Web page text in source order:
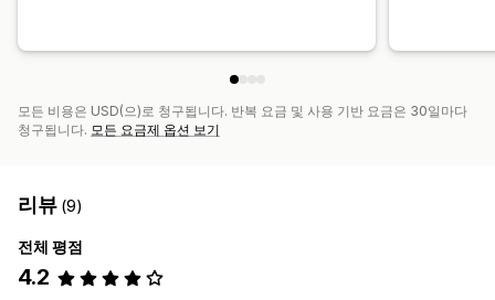
모든 비용은 USD(으)로 청구됩니다. 반복 요금 및 사용 기반 요금은 30일마다
청구됩니다. 모든 요금제 옵션 보기
리뷰 (9)
전체 평점
4.2